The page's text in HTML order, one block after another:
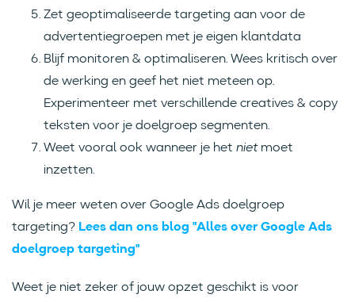
Zet geoptimaliseerde targeting aan voor de
advertentiegroepen met je eigen klantdata
Blijf monitoren & optimaliseren. Wees kritisch over
de werking en geef het niet meteen op.
Experimenteer met verschillende creatives & copy
teksten voor je doelgroep segmenten.
Weet vooral ook wanneer je het niet moet
inzetten.
Wil je meer weten over Google Ads doelgroep
targeting? Lees dan ons blog "Alles over Google Ads
doelgroep targeting"
Weet je niet zeker of jouw opzet geschikt is voor